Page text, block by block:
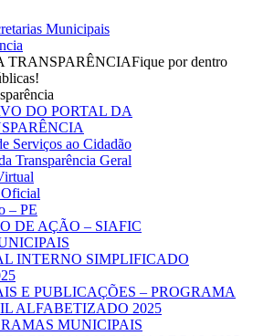
Municipais
TRANSPARÊNCIAFique por dentro
DO PORTAL DA
Serviços ao Cidadão
Transparência Geral
– PE
DE AÇÃO – SIAFIC
INTERNO SIMPLIFICADO
E PUBLICAÇÕES – PROGRAMA
ALFABETIZADO 2025
MUNICIPAIS